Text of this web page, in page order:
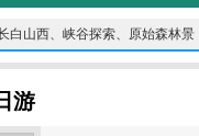
白山西、峡谷探索、原始森林景
游